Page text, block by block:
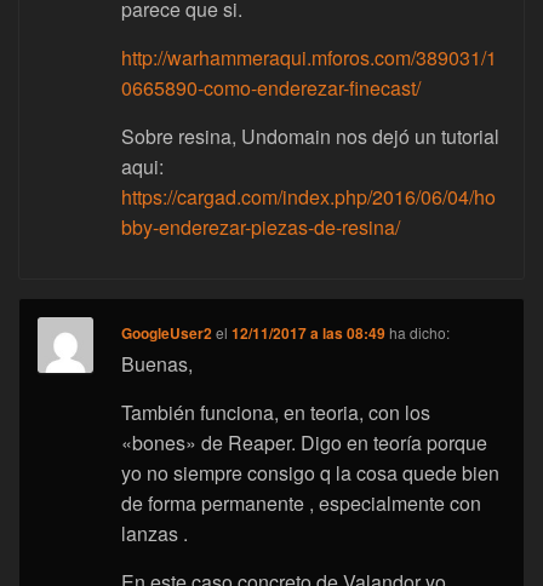
parece que si.
http://warhammeraqui.mforos.com/389031/1
0665890-como-enderezar-finecast/
Sobre resina, Undomain nos dejó un tutorial
aqui:
https://cargad.com/index.php/2016/06/04/ho
bby-enderezar-piezas-de-resina/
GoogleUser2el12/11/2017 a las 08:49 ha dicho:
Buenas,
También funciona, en teoria, con los
«bones» de Reaper. Digo en teoría porque
yo no siempre consigo q la cosa quede bien
de forma permanente , especialmente con
lanzas .